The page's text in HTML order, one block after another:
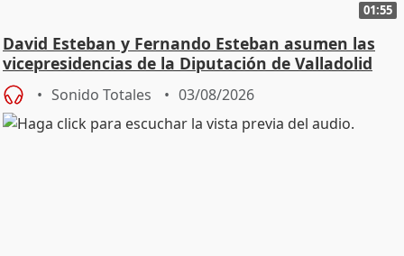
01:55
David Esteban y Fernando Esteban asumen las
vicepresidencias de la Diputación de Valladolid
Sonido Totales 03/08/2026